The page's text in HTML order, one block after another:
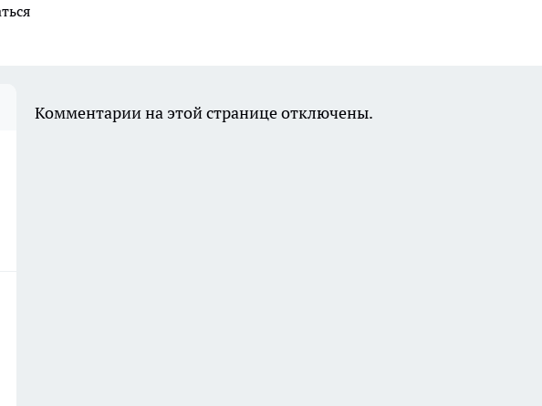
Комментарии на этой странице отключены.